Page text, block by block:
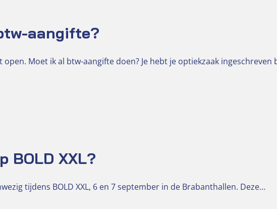
aangifte?
Moet ik al btw-aangifte doen? Je hebt je optiekzaak ingeschreven
BOLD XXL?
tijdens BOLD XXL, 6 en 7 september in de Brabanthallen. Deze…